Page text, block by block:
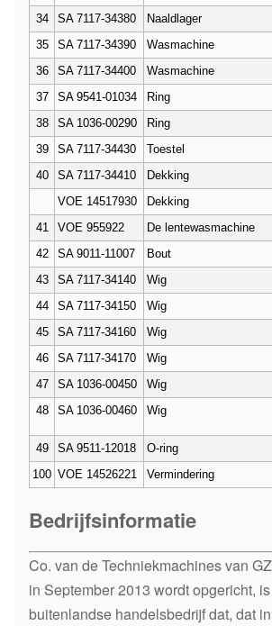
34
SA 7117-34380 Naaldlager
35
SA 7117-34390 Wasmachine
36
SA 7117-34400 Wasmachine
37
SA 9541-01034 Ring
38
SA 1036-00290 Ring
39
SA 7117-34430 Toestel
40
SA 7117-34410 Dekking
VOE 14517930
Dekking
41
VOE 955922 De lentewasmachine
42
SA 9011-11007 Bout
43
SA 7117-34140 Wig
44
SA 7117-34150 Wig
45
SA 7117-34160 Wig
46
SA 7117-34170 Wig
47
SA 1036-00450 Wig
48
SA 1036-00460 Wig
49 SA 9511-12018 O-ring
100 VOE 14526221 Vermindering
Bedrijfsinformatie
Co. van de Techniekmachines van
in September 2013 wordt opgericht,
buitenlandse handelsbedrijf dat, dat in